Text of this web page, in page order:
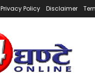
Privacy Policy Disclaimer